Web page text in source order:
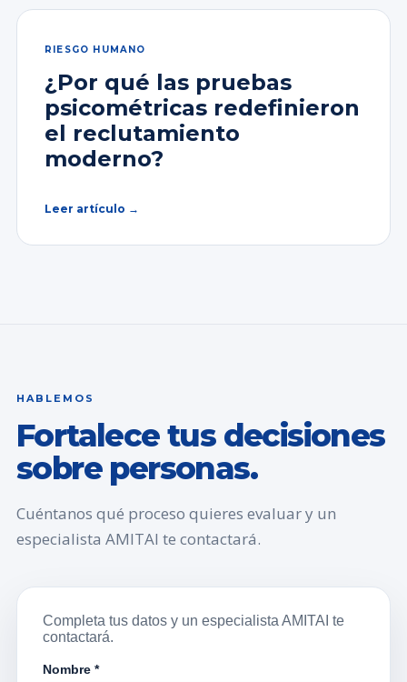
RIESGO HUMANO
¿Por qué las pruebas
psicométricas redefinieron
el reclutamiento
moderno?
Leer artículo →
HABLEMOS
Fortalece tus decisiones
sobre personas.
Cuéntanos qué proceso quieres evaluar y un
especialista AMITAI te contactará.